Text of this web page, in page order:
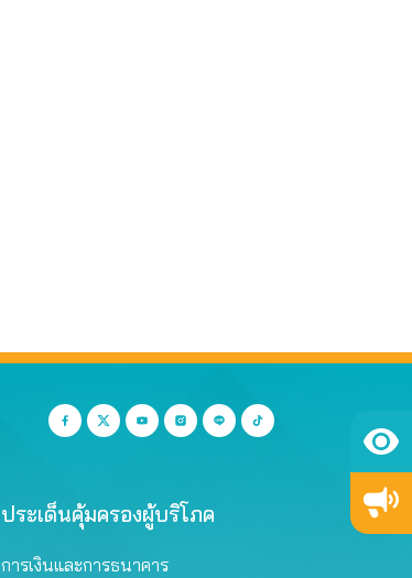
ประเด็นคุ้มครองผู้บริโภค
การเงินและการธนาคาร